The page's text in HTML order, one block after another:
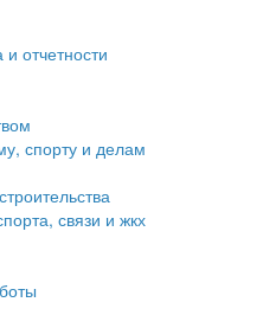
области
округа
ранее учтенных
малого и
и отчетности
спорту и делам
связи и жкх